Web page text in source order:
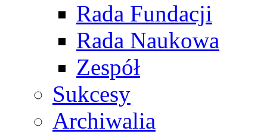
Rada Fundacji
Rada Naukowa
Zespół
Sukcesy
Archiwalia